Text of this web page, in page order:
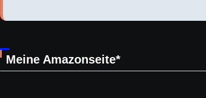
Meine Amazonseite*